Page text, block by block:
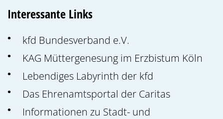
Interessante Links
kfd Bundesverband e.V.
KAG Müttergenesung im Erzbistum Köln
Lebendiges Labyrinth der kfd
Das Ehrenamtsportal der Caritas
Informationen zu Stadt- und